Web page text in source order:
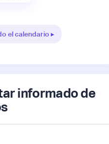
el calendario ▸
informado de